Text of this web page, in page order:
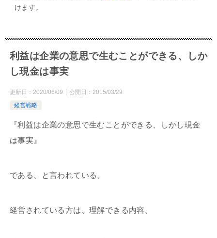
けます。
利益は企業の意思で生むことができる、しか
し現金は事実
更新日： 2020/06/09 公開日： 2015/03/29
経営戦略
『利益は企業の意思で生むことができる、しかし現金
は事実』
である、と言われている。
経営されている方は、理解できる内容。